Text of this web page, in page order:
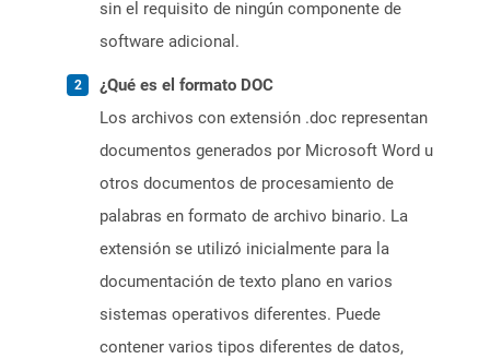
sin el requisito de ningún componente de
software adicional.
¿Qué es el formato DOC
Los archivos con extensión .doc representan
documentos generados por Microsoft Word u
otros documentos de procesamiento de
palabras en formato de archivo binario. La
extensión se utilizó inicialmente para la
documentación de texto plano en varios
sistemas operativos diferentes. Puede
contener varios tipos diferentes de datos,